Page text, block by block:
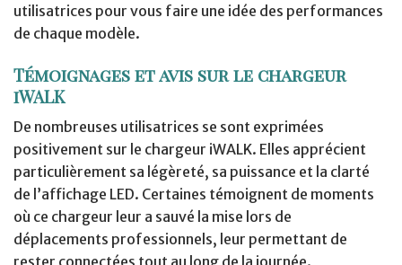
utilisatrices pour vous faire une idée des performances
de chaque modèle.
Témoignages et avis sur le chargeur
iWALK
De nombreuses utilisatrices se sont exprimées
positivement sur le chargeur iWALK. Elles apprécient
particulièrement sa légèreté, sa puissance et la clarté
de l’affichage LED. Certaines témoignent de moments
où ce chargeur leur a sauvé la mise lors de
déplacements professionnels, leur permettant de
rester connectées tout au long de la journée.